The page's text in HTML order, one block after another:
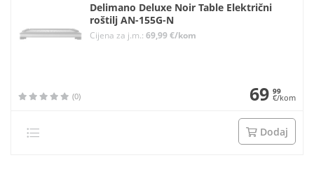
Delimano Deluxe Noir Table Električni
roštilj AN-155G-N
Cijena za j.m.: 69,99 €/kom
(0) 69 99
€/kom
Dodaj